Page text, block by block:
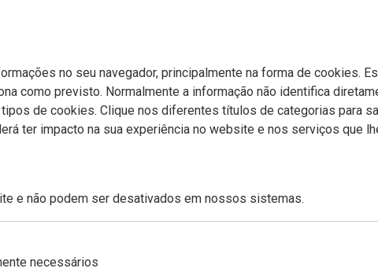
no seu navegador, principalmente na forma de cookies.
como previsto. Normalmente a informação não identifica
de cookies. Clique nos diferentes títulos de categorias para
ter impacto na sua experiência no website e nos serviços que
e não podem ser desativados em nossos sistemas.
necessários